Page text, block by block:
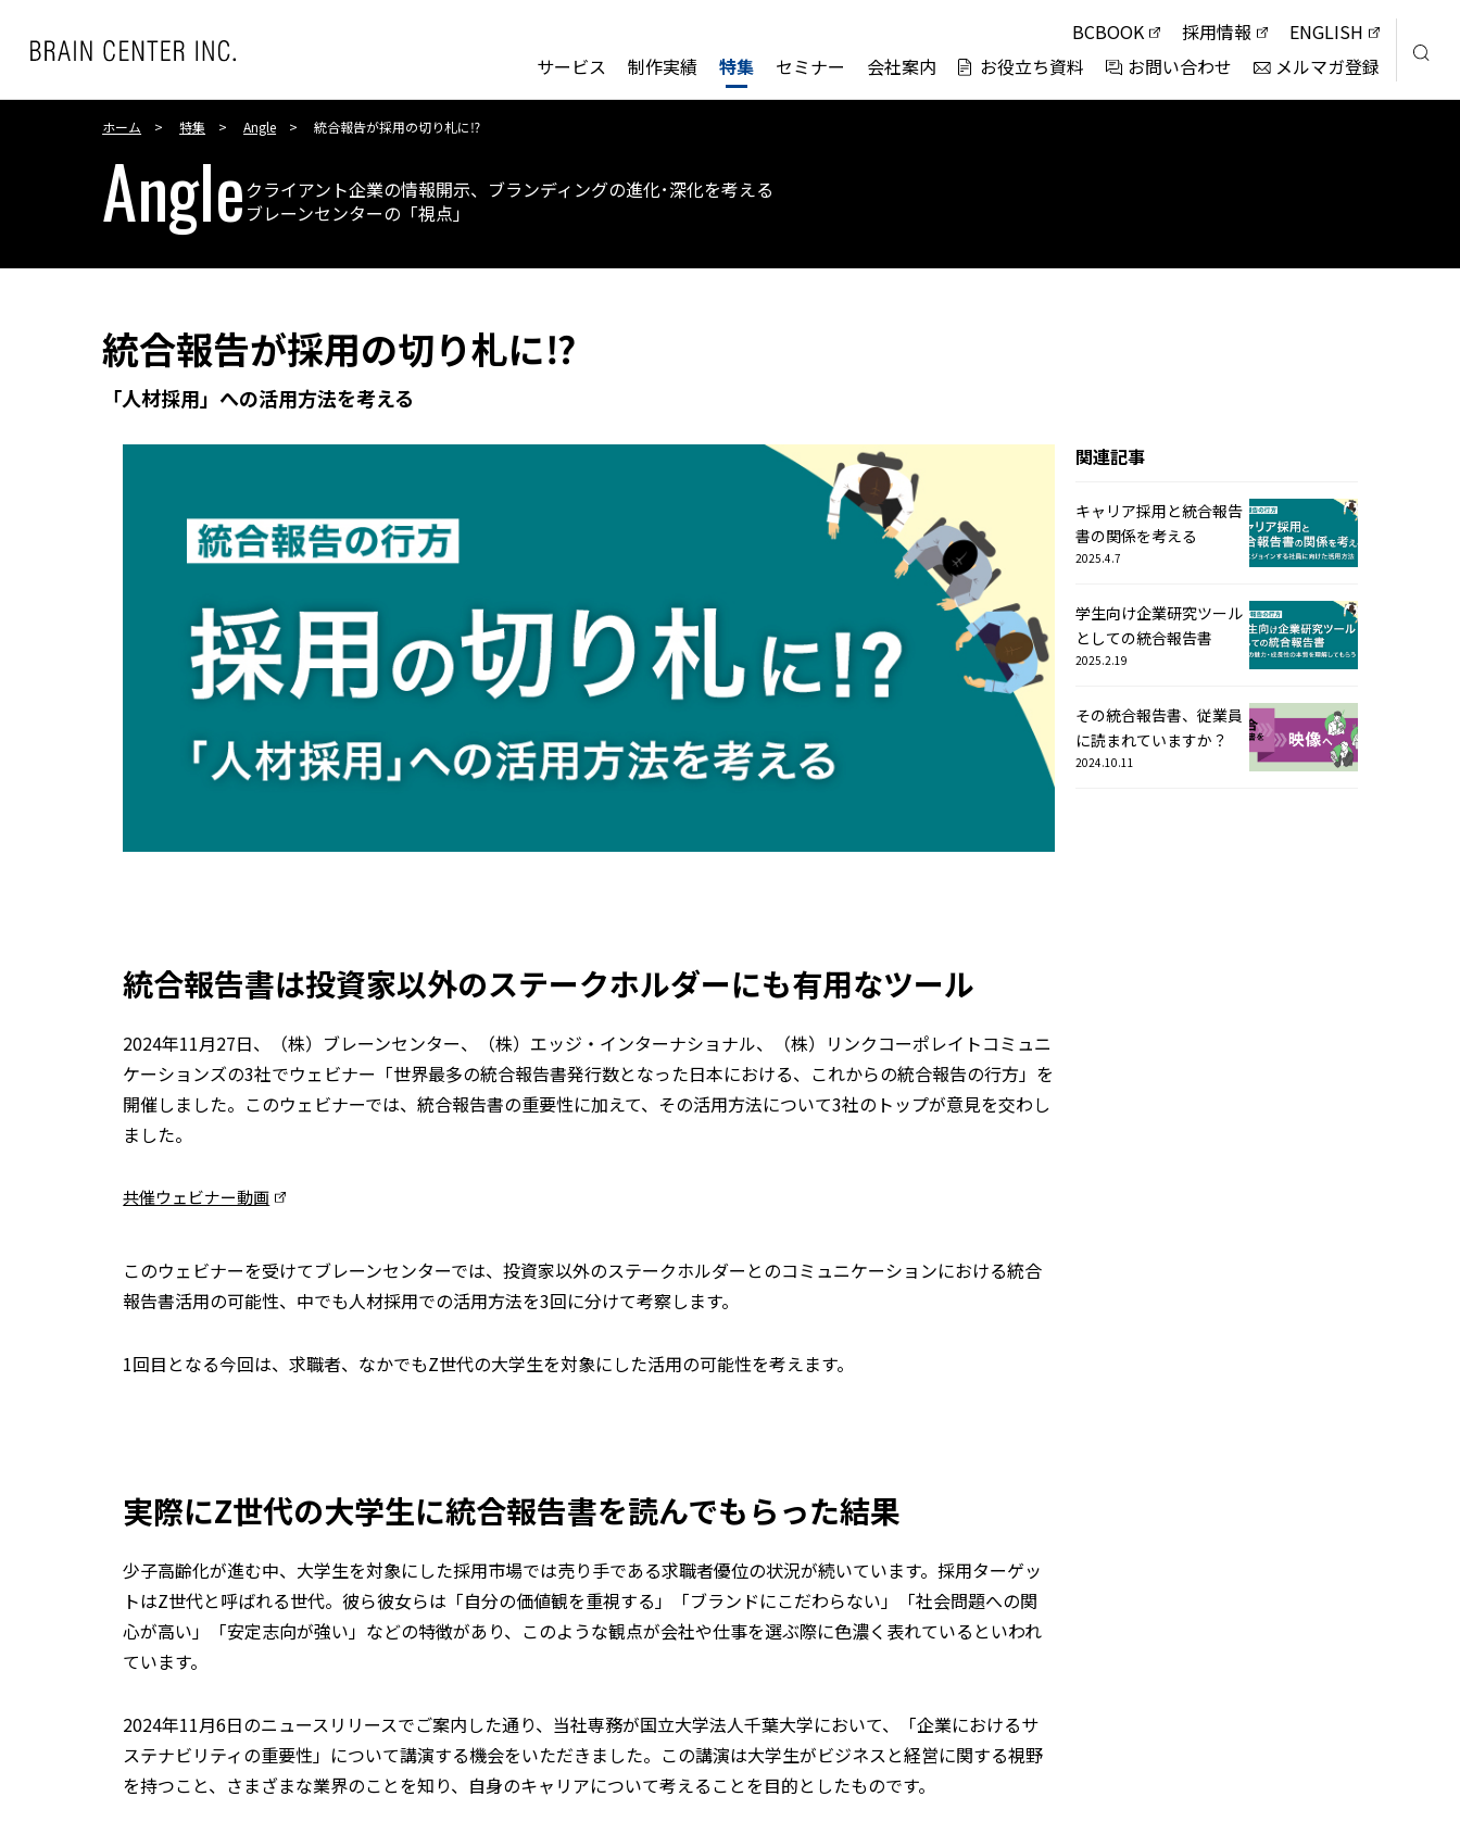
BCBOOK 採用情報
ENGLISH
サービス
制作実績 特集 セミナー 会社案内 お役立ち資料 お問い合わせ メルマガ登録
ホーム 特集 Angle 統合報告が採用の切り札に⁉
Angleクライアント企業の情報開示、ブランディングの進化･深化を考える
ブレーンセンターの「視点」
統合報告が採用の切り札に⁉
「人材採用」への活用方法を考える
統合報告書は投資家以外のステークホルダーにも有用なツール
2024年11月27日、（株）ブレーンセンター、（株）エッジ・インターナショナル、（株）リンクコーポレイトコミュニ
ケーションズの3社でウェビナー「世界最多の統合報告書発行数となった日本における、これからの統合報告の行方」を
開催しました。このウェビナーでは、統合報告書の重要性に加えて、その活用方法について3社のトップが意見を交わし
ました。
共催ウェビナー動画
このウェビナーを受けてブレーンセンターでは、投資家以外のステークホルダーとのコミュニケーションにおける統合
報告書活用の可能性、中でも人材採用での活用方法を3回に分けて考察します。
1回目となる今回は、求職者、なかでもZ世代の大学生を対象にした活用の可能性を考えます。
実際にZ世代の大学生に統合報告書を読んでもらった結果
少子高齢化が進む中、大学生を対象にした採用市場では売り手である求職者優位の状況が続いています。採用ターゲッ
トはZ世代と呼ばれる世代。彼ら彼女らは「自分の価値観を重視する」「ブランドにこだわらない」「社会問題への関
心が高い」「安定志向が強い」などの特徴があり、このような観点が会社や仕事を選ぶ際に色濃く表れているといわれ
ています。
2024年11月6日のニュースリリースでご案内した通り、当社専務が国立大学法人千葉大学において、「企業におけるサ
ステナビリティの重要性」について講演する機会をいただきました。この講演は大学生がビジネスと経営に関する視野
を持つこと、さまざまな業界のことを知り、自身のキャリアについて考えることを目的としたものです。
関連記事
キャリア採用と統合報告
書の関係を考える
2025.4.7
学生向け企業研究ツール
としての統合報告書
2025.2.19
その統合報告書、従業員
に読まれていますか？
2024.10.11